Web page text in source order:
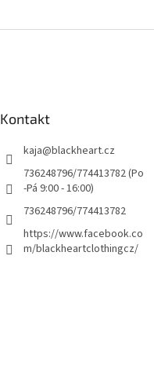
Kontakt
kaja@blackheart.cz
736248796/774413782 (Po
-Pá 9:00 - 16:00)
736248796/774413782
https://www.facebook.co
m/blackheartclothingcz/